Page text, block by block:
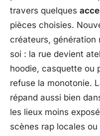
travers quelques
pièces choisies.
créateurs, génération
soi : la rue devient
hoodie, casquette ou
refuse la monotonie.
répand aussi bien
les lieux moins
scènes rap locales ou